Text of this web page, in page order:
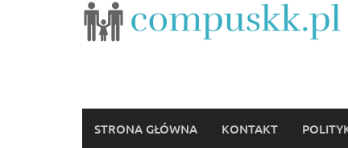
STRONA GŁÓWNA KONTAKT